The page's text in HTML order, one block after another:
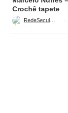
Crochê tapete
bolinha Parte 1
·